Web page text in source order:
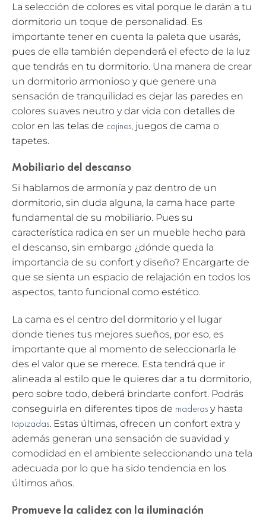
La selección de colores es vital porque le darán a tu
dormitorio un toque de personalidad. Es
importante tener en cuenta la paleta que usarás,
pues de ella también dependerá el efecto de la luz
que tendrás en tu dormitorio. Una manera de crear
un dormitorio armonioso y que genere una
sensación de tranquilidad es dejar las paredes en
colores suaves neutro y dar vida con detalles de
color en las telas de cojines, juegos de cama o
tapetes.
Mobiliario del descanso
Si hablamos de armonía y paz dentro de un
dormitorio, sin duda alguna, la cama hace parte
fundamental de su mobiliario. Pues su
característica radica en ser un mueble hecho para
el descanso, sin embargo ¿dónde queda la
importancia de su confort y diseño? Encargarte de
que se sienta un espacio de relajación en todos los
aspectos, tanto funcional como estético.
La cama es el centro del dormitorio y el lugar
donde tienes tus mejores sueños, por eso, es
importante que al momento de seleccionarla le
des el valor que se merece. Esta tendrá que ir
alineada al estilo que le quieres dar a tu dormitorio,
pero sobre todo, deberá brindarte confort. Podrás
conseguirla en diferentes tipos de maderas y hasta
tapizadas. Estas últimas, ofrecen un confort extra y
además generan una sensación de suavidad y
comodidad en el ambiente seleccionando una tela
adecuada por lo que ha sido tendencia en los
últimos años.
Promueve la calidez con la iluminación